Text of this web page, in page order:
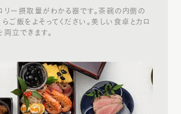
リー摂取量がわかる器です。茶碗の内側の
らご飯をよそってください。美しい食卓とカロ
両立できます。